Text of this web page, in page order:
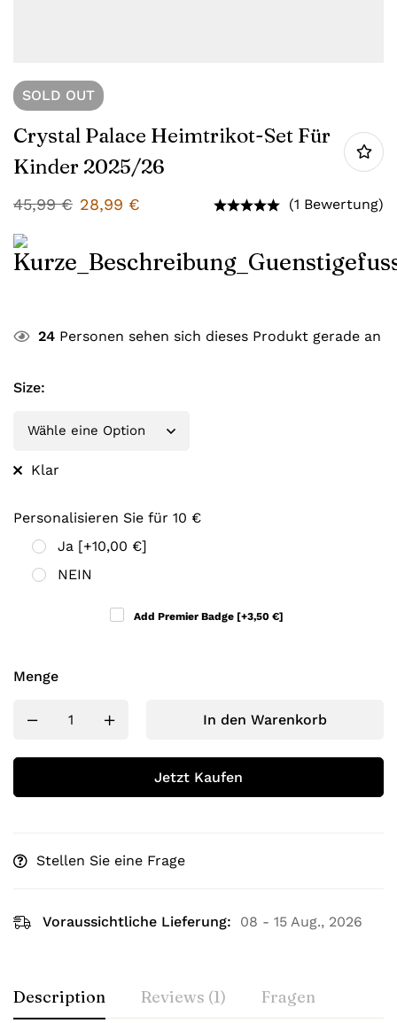
SOLD OUT
Crystal Palace Heimtrikot-Set Für
Kinder 2025/26
45,99€ 28,99 € (1 Bewertung)
24 Personen sehen sich dieses Produkt gerade an
Size:
Klar
Personalisieren Sie für 10 €
Ja [+10,00 €]
NEIN
Add Premier Badge [+3,50 €]
Menge
In den Warenkorb
Jetzt Kaufen
Stellen Sie eine Frage
Voraussichtliche Lieferung: 08 - 15 Aug., 2026
Description Reviews (1) Fragen